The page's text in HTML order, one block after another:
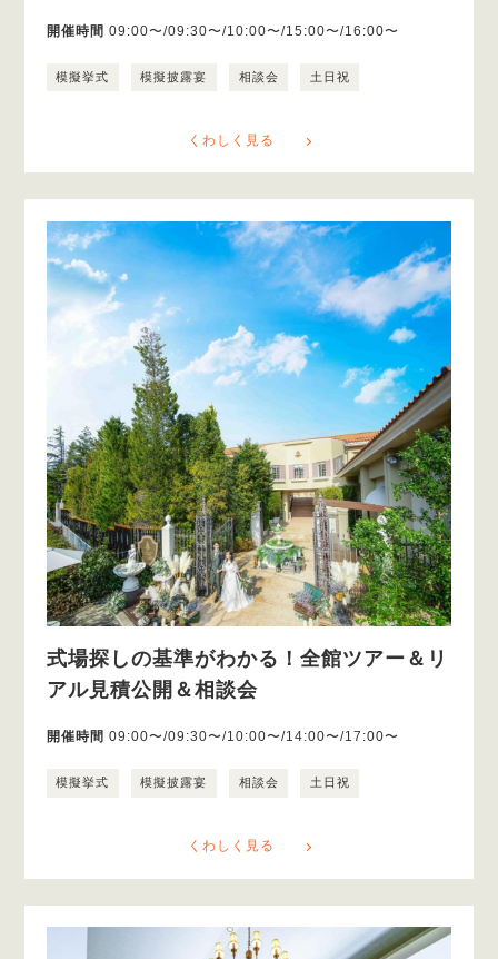
開催時間 09:00〜/09:30〜/10:00〜/15:00〜/16:00〜
模擬挙式 模擬披露宴 相談会 土日祝
くわしく見る
式場探しの基準がわかる！全館ツアー＆リ
アル見積公開＆相談会
開催時間 09:00〜/09:30〜/10:00〜/14:00〜/17:00〜
模擬挙式 模擬披露宴 相談会 土日祝
くわしく見る